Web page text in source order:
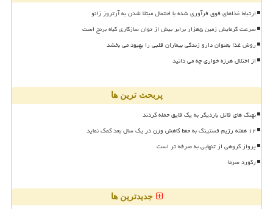
ارتباط غذاهای فوق فرآوری شده با احتمال مبتلا شدن به آرتروز زانو
سرعت گرمایش زمین ۵هزار برابر بیش از توان سازگاری گیاه برنج است
روش غذا بعنوان دارو زندگی بیماران قلبی را بهبود می بخشد
از اختلال هرزه خواری چه می دانید
پربحث ترین ها
نهنگ های قاتل باردیگر به یک قایق حمله کردند
۱۲ هفته رژیم فستینگ به حفظ کاهش وزن در یک سال بعد کمک نماید
پرواز گروهی از تنهایی به صرفه تر است
رکورد سرما
جدیدترین ها